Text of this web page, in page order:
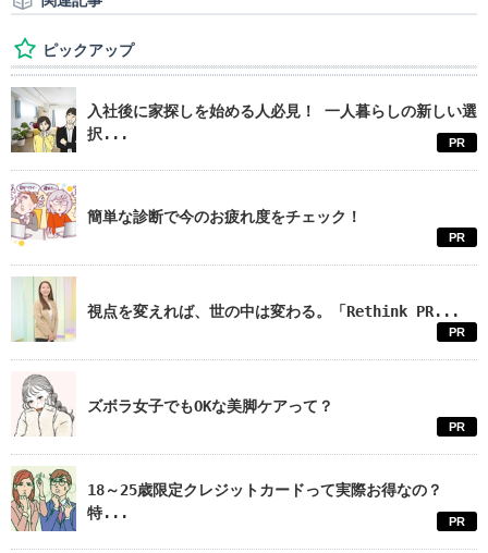
ピックアップ
入社後に家探しを始める人必見！ 一人暮らしの新しい選
択...
PR
簡単な診断で今のお疲れ度をチェック！
PR
視点を変えれば、世の中は変わる。「Rethink PR...
PR
ズボラ女子でもOKな美脚ケアって？
PR
18～25歳限定クレジットカードって実際お得なの？
特...
PR